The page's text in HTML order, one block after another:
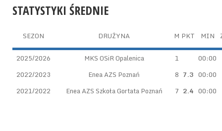
STATYSTYKI ŚREDNIE
SEZON DRUŻYNA M PKT MIN
2025/2026 MKS OSiR Opalenica 1
00:00
2022/2023
Enea AZS Poznań 8 7.3 00:00
2021/2022
Enea AZS Szkoła Gortata Poznań 7 2.4 00:00